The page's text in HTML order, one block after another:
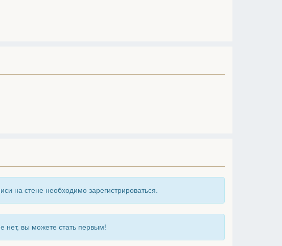
на стене необходимо зарегистрироваться.
нет, вы можете стать первым!